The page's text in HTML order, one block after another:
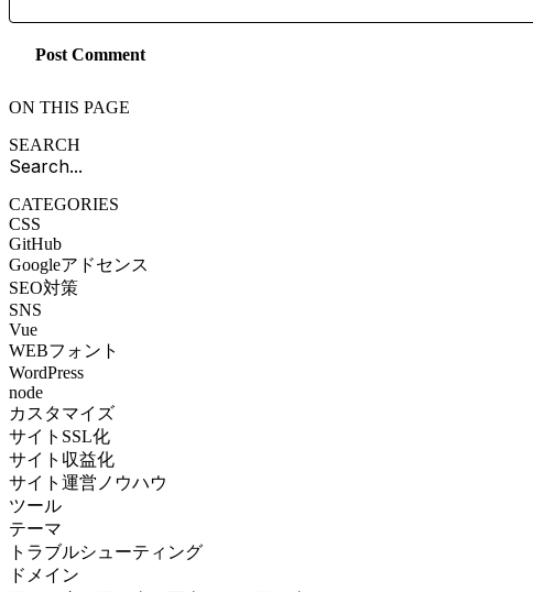
Post Comment
ON THIS PAGE
SEARCH
CATEGORIES
CSS
GitHub
Googleアドセンス
SEO対策
SNS
Vue
WEBフォント
WordPress
node
カスタマイズ
サイトSSL化
サイト収益化
サイト運営ノウハウ
ツール
テーマ
トラブルシューティング
ドメイン